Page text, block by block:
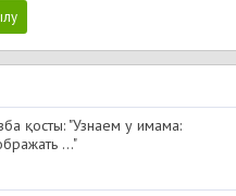
қосты: "Узнаем у имама:
..."